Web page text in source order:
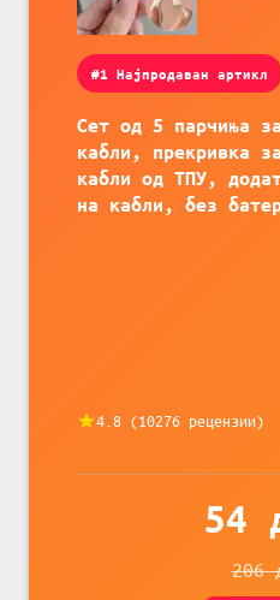
#1 Најпродаван артикл
Сет од 5 парчиња
кабли, прекривка
кабли од ТПУ,
на кабли, без
4.8 (10276 рецензии)
54
206